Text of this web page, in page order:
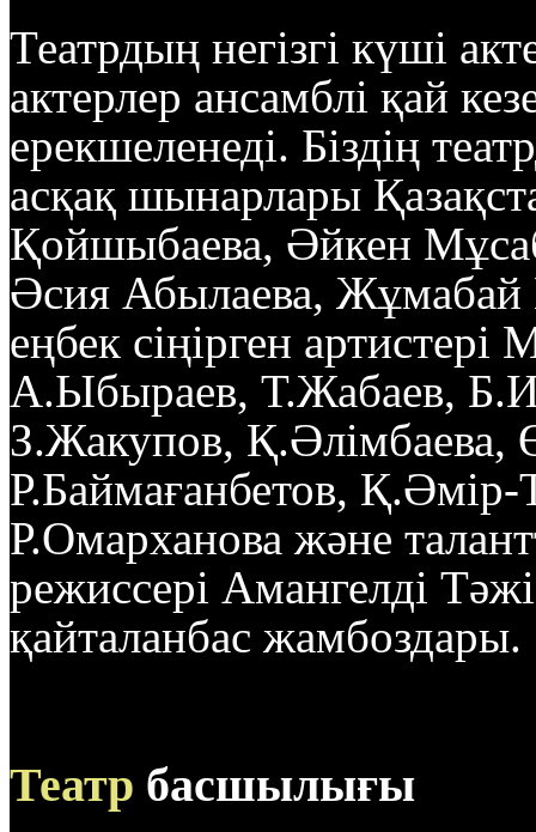
Театрдың негізгі күші
актерлер ансамблі қай
ерекшеленеді. Біздің
асқақ шынарлары
Қойшыбаева, Әйкен
Әсия Абылаева, Жұмабай
еңбек сіңірген
А.Ыбыраев, Т.Жабаев,
З.Жакупов, Қ.Әлімбаева,
Р.Баймағанбетов,
Р.Омарханова және
режиссері Амангелді
қайталанбас жамбоздары.
Театр басшылығы